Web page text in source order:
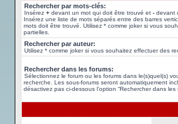
Rechercher par mots-clés:
Insérez + devant un mot qui doit être trouvé et - devant
Insérez une liste de mots séparés entre des barres
mots doit être trouvé. Utilisez * comme joker si vous
partielles.
Rechercher par auteur:
Utilisez * comme joker si vous souhaitez effectuer des
Rechercher dans les forums:
Sélectionnez le forum ou les forums dans le(s)quel(s)
recherche. Les sous-forums seront automatiquement
désactivez pas ci-dessous l’option “Rechercher dans les